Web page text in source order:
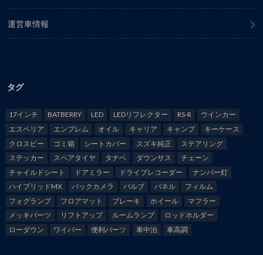
運営車情報
タグ
17インチ BATBERRY LED LEDリフレクター RS-R
ウインカー
エスペリア
エンブレム オイル キャリア キャンプ
キーケース
クロスビー
ゴミ箱 シートカバー スズキ純正
ステアリング
ステッカー
スペアタイヤ タナベ ダウンサス
チェーン
チャイルドシート
ドアミラー ドライブレコーダー
ナンバー灯
ハイブリッドMX
バックカメラ バルブ パネル
フィルム
フォグランプ
フロアマット ブレーキ ホイール
マフラー
メッキパーツ
リフトアップ ルームランプ
ロッドホルダー
ローダウン
ワイパー 便利パーツ 車中泊 車高調